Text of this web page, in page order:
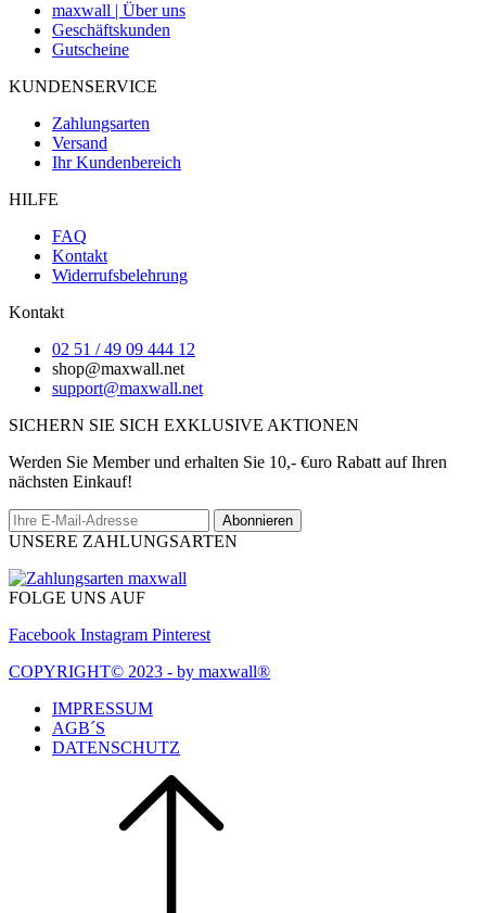
maxwall | Über uns
Geschäftskunden
Gutscheine
KUNDENSERVICE
Zahlungsarten
Versand
Ihr Kundenbereich
HILFE
FAQ
Kontakt
Widerrufsbelehrung
Kontakt
02 51 / 49 09 444 12
shop@maxwall.net
support@maxwall.net
SICHERN SIE SICH EXKLUSIVE AKTIONEN
Werden Sie Member und erhalten Sie 10,- €uro Rabatt auf Ihren
nächsten Einkauf!
Abonnieren
UNSERE ZAHLUNGSARTEN
FOLGE UNS AUF
Facebook Instagram Pinterest
COPYRIGHT© 2023 - by maxwall®
IMPRESSUM
AGB´S
DATENSCHUTZ